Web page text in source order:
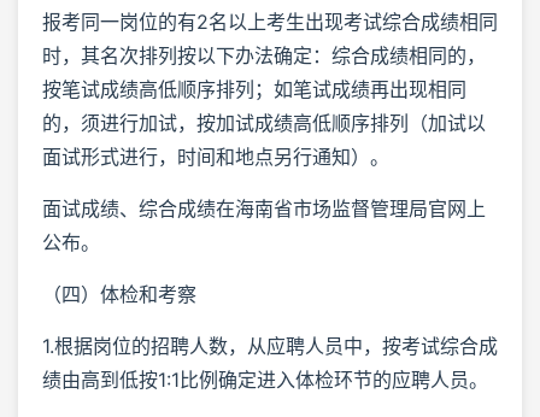
报考同一岗位的有2名以上考生出现考试综合成绩相同
时，其名次排列按以下办法确定：综合成绩相同的，
按笔试成绩高低顺序排列；如笔试成绩再出现相同
的，须进行加试，按加试成绩高低顺序排列（加试以
面试形式进行，时间和地点另行通知）。
面试成绩、综合成绩在海南省市场监督管理局官网上
公布。
（四）体检和考察
1.根据岗位的招聘人数，从应聘人员中，按考试综合成
绩由高到低按1:1比例确定进入体检环节的应聘人员。